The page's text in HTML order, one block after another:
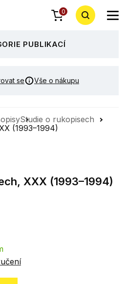
0
PUBLIKACÍ
se Vše o nákupu
Studie o rukopisech
(1993–1994)
XXX (1993–1994)